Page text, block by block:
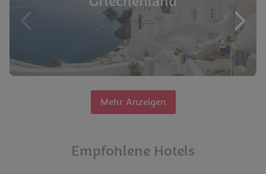
Mehr Anzeigen
Empfohlene Hotels